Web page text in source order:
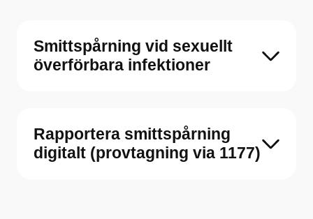
Smittspårning vid sexuellt
överförbara infektioner
Rapportera smittspårning
digitalt (provtagning via 1177)